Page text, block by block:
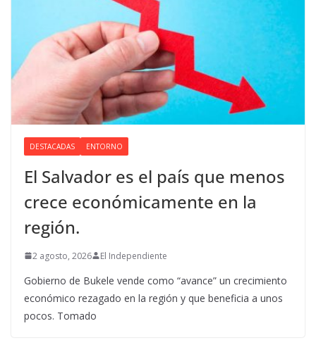
DESTACADAS ENTORNO
El Salvador es el país que menos
crece económicamente en la
región.
2 agosto, 2026 El Independiente
Gobierno de Bukele vende como “avance” un crecimiento
económico rezagado en la región y que beneficia a unos
pocos. Tomado